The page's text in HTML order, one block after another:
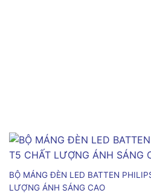
BỘ MÁNG ĐÈN LED BATTEN
LƯỢNG ÁNH SÁNG CAO